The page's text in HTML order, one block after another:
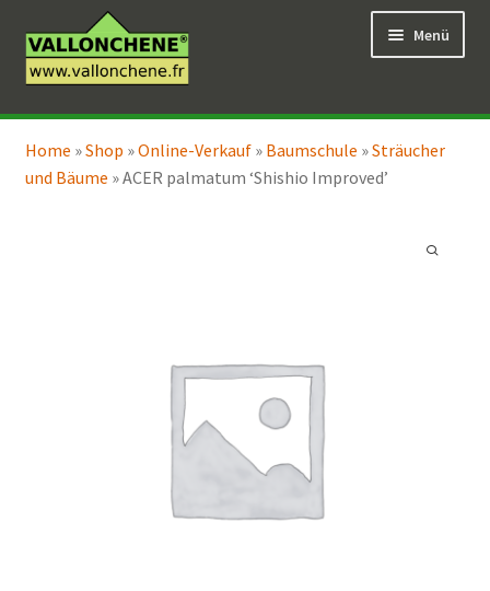
Navigation
springen
Inhalt
springen
Menü
Online-Verkauf
Coaching für den Garten
Home »Shop »Online-Verkauf» Baumschule »Sträucher
und Bäume »ACER palmatum ‘Shishio Improved’